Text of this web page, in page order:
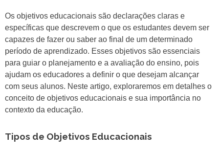
Os objetivos educacionais são declarações claras e
específicas que descrevem o que os estudantes devem ser
capazes de fazer ou saber ao final de um determinado
período de aprendizado. Esses objetivos são essenciais
para guiar o planejamento e a avaliação do ensino, pois
ajudam os educadores a definir o que desejam alcançar
com seus alunos. Neste artigo, exploraremos em detalhes o
conceito de objetivos educacionais e sua importância no
contexto da educação.
Tipos de Objetivos Educacionais